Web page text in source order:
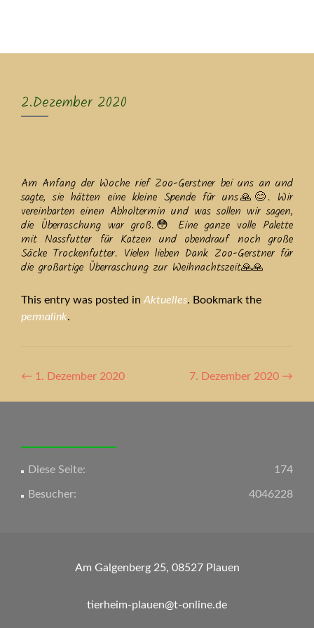
2.Dezember 2020
Am Anfang der Woche rief Zoo-Gerstner bei uns an und
sagte, sie hätten eine kleine Spende für uns🙏😊. Wir
vereinbarten einen Abholtermin und was sollen wir sagen,
die Überraschung war groß.😳 Eine ganze volle Palette
mit Nassfutter für Katzen und obendrauf noch große
Säcke Trockenfutter. Vielen lieben Dank Zoo-Gerstner für
die großartige Überraschung zur Weihnachtszeit🙏🙏
This entry was posted in Aktuelles. Bookmark the
permalink.
Artikel-
Navigation
← 1. Dezember 2020 7. Dezember 2020 →
174
Diese Seite:
4046228
Besucher:
Am Galgenberg 25, 08527 Plauen
tierheim-plauen@t-online.de